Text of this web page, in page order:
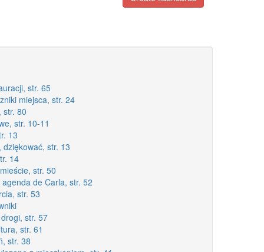
str. 65
miejsca, str. 24
str. 80
str. 10-11
13
dziękować, str. 13
14
str. 50
agenda de Carla, str. 52
str. 53
str. 57
str. 61
str. 38